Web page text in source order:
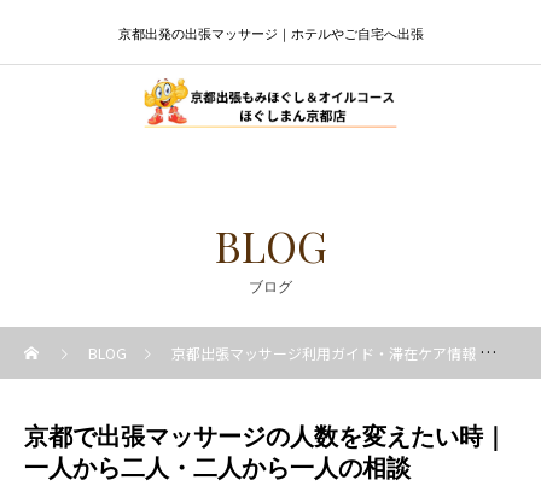
京都出発の出張マッサージ｜ホテルやご自宅へ出張
BLOG
ブログ
BLOG 京都出張マッサージ利用ガイド・滞在ケア情報
京都で出張マッサージの人数を変えたい時｜
一人から二人・二人から一人の相談